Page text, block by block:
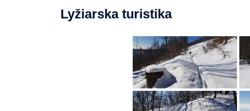
Lyžiarska turistika